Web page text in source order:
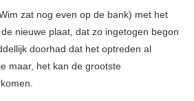
zat nog even op de bank) met het
nieuwe plaat, dat zo ingetogen begon
doorhad dat het optreden al
maar, het kan de grootste